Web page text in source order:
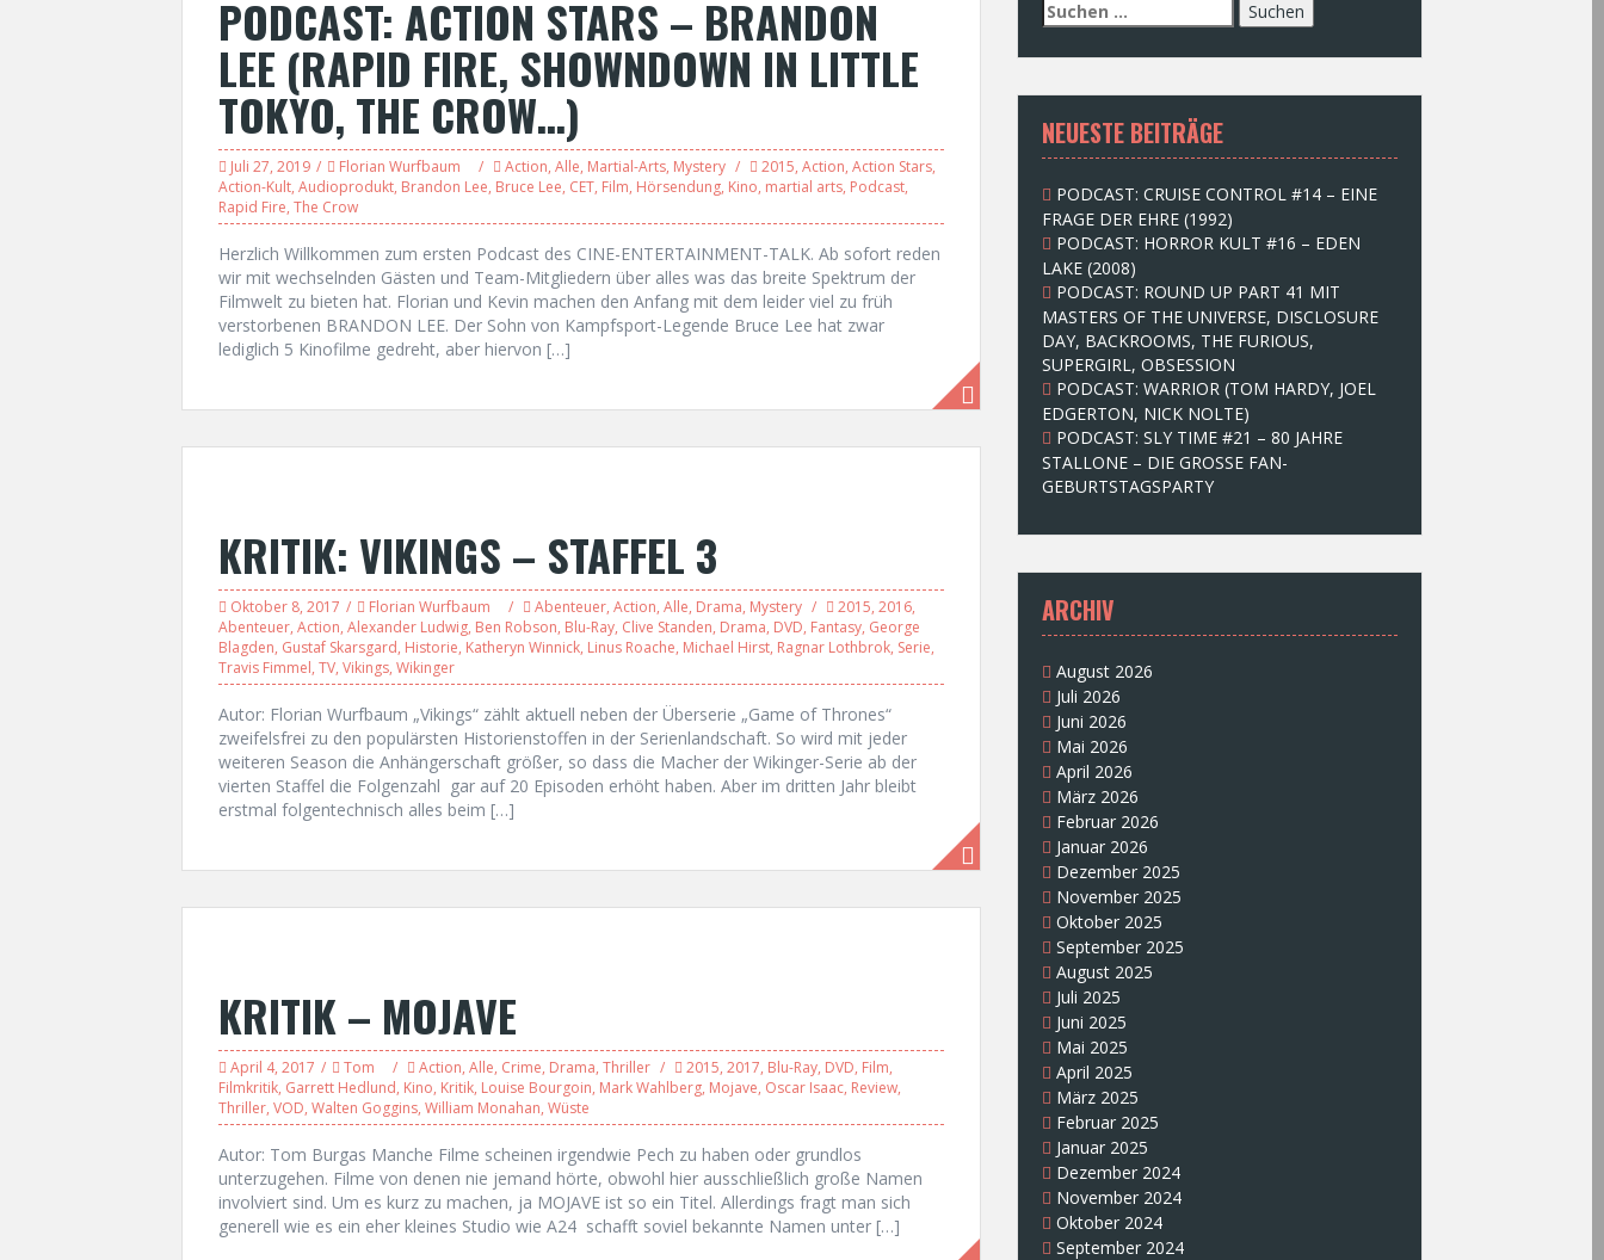
PODCAST: ACTION STARS – BRANDON
LEE (RAPID FIRE, SHOWNDOWN IN LITTLE
TOKYO, THE CROW…)
Juli 27, 2019 Florian Wurfbaum Action, Alle, Martial-Arts, Mystery 2015, Action, Action Stars,
Action-Kult, Audioprodukt, Brandon Lee, Bruce Lee, CET, Film, Hörsendung, Kino, martial arts, Podcast,
Rapid Fire, The Crow
Herzlich Willkommen zum ersten Podcast des CINE-ENTERTAINMENT-TALK. Ab sofort reden
wir mit wechselnden Gästen und Team-Mitgliedern über alles was das breite Spektrum der
Filmwelt zu bieten hat. Florian und Kevin machen den Anfang mit dem leider viel zu früh
verstorbenen BRANDON LEE. Der Sohn von Kampfsport-Legende Bruce Lee hat zwar
lediglich 5 Kinofilme gedreht, aber hiervon […]
KRITIK: VIKINGS – STAFFEL 3
Oktober 8, 2017 Florian Wurfbaum Abenteuer, Action, Alle, Drama, Mystery 2015, 2016,
Abenteuer, Action, Alexander Ludwig, Ben Robson, Blu-Ray, Clive Standen, Drama, DVD, Fantasy, George
Blagden, Gustaf Skarsgard, Historie, Katheryn Winnick, Linus Roache, Michael Hirst, Ragnar Lothbrok, Serie,
Travis Fimmel, TV, Vikings, Wikinger
Autor: Florian Wurfbaum „Vikings“ zählt aktuell neben der Überserie „Game of Thrones“
zweifelsfrei zu den populärsten Historienstoffen in der Serienlandschaft. So wird mit jeder
weiteren Season die Anhängerschaft größer, so dass die Macher der Wikinger-Serie ab der
vierten Staffel die Folgenzahl gar auf 20 Episoden erhöht haben. Aber im dritten Jahr bleibt
erstmal folgentechnisch alles beim […]
KRITIK – MOJAVE
April 4, 2017 Tom Action, Alle, Crime, Drama, Thriller 2015, 2017, Blu-Ray, DVD, Film,
Filmkritik, Garrett Hedlund, Kino, Kritik, Louise Bourgoin, Mark Wahlberg, Mojave, Oscar Isaac, Review,
Thriller, VOD, Walten Goggins, William Monahan, Wüste
Autor: Tom Burgas Manche Filme scheinen irgendwie Pech zu haben oder grundlos
unterzugehen. Filme von denen nie jemand hörte, obwohl hier ausschließlich große Namen
involviert sind. Um es kurz zu machen, ja MOJAVE ist so ein Titel. Allerdings fragt man sich
generell wie es ein eher kleines Studio wie A24 schafft soviel bekannte Namen unter […]
S
u
c
e
n
n
c
h
:
NEUESTE BEITRÄGE
PODCAST: CRUISE CONTROL #14 – EINE
FRAGE DER EHRE (1992)
PODCAST: HORROR KULT #16 – EDEN
LAKE (2008)
PODCAST: ROUND UP PART 41 MIT
MASTERS OF THE UNIVERSE, DISCLOSURE
DAY, BACKROOMS, THE FURIOUS,
SUPERGIRL, OBSESSION
PODCAST: WARRIOR (TOM HARDY, JOEL
EDGERTON, NICK NOLTE)
PODCAST: SLY TIME #21 – 80 JAHRE
STALLONE – DIE GROSSE FAN-
GEBURTSTAGSPARTY
ARCHIV
August 2026
Juli 2026
Juni 2026
Mai 2026
April 2026
März 2026
Februar 2026
Januar 2026
Dezember 2025
November 2025
Oktober 2025
September 2025
August 2025
Juli 2025
Juni 2025
Mai 2025
April 2025
März 2025
Februar 2025
Januar 2025
Dezember 2024
November 2024
Oktober 2024
September 2024